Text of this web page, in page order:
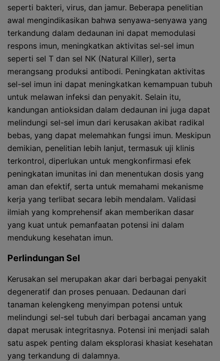
seperti bakteri, virus, dan jamur. Beberapa penelitian
awal mengindikasikan bahwa senyawa-senyawa yang
terkandung dalam dedaunan ini dapat memodulasi
respons imun, meningkatkan aktivitas sel-sel imun
seperti sel T dan sel NK (Natural Killer), serta
merangsang produksi antibodi. Peningkatan aktivitas
sel-sel imun ini dapat meningkatkan kemampuan tubuh
untuk melawan infeksi dan penyakit. Selain itu,
kandungan antioksidan dalam dedaunan ini juga dapat
melindungi sel-sel imun dari kerusakan akibat radikal
bebas, yang dapat melemahkan fungsi imun. Meskipun
demikian, penelitian lebih lanjut, termasuk uji klinis
terkontrol, diperlukan untuk mengkonfirmasi efek
peningkatan imunitas ini dan menentukan dosis yang
aman dan efektif, serta untuk memahami mekanisme
kerja yang terlibat secara lebih mendalam. Validasi
ilmiah yang komprehensif akan memberikan dasar
yang kuat untuk pemanfaatan potensi ini dalam
mendukung kesehatan imun.
Perlindungan Sel
Kerusakan sel merupakan akar dari berbagai penyakit
degeneratif dan proses penuaan. Dedaunan dari
tanaman kelengkeng menyimpan potensi untuk
melindungi sel-sel tubuh dari berbagai ancaman yang
dapat merusak integritasnya. Potensi ini menjadi salah
satu aspek penting dalam eksplorasi khasiat kesehatan
yang terkandung di dalamnya.